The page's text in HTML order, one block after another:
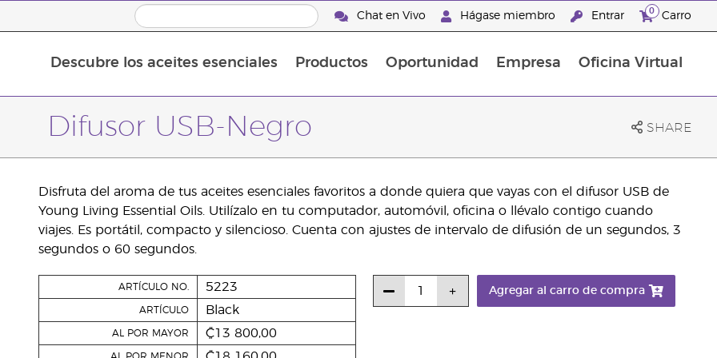
Chat en Vivo Hágase miembro Entrar 0 Carro
Descubre los aceites esenciales Productos Oportunidad Empresa Oficina Virtual
Difusor USB-Negro SHARE
Disfruta del aroma de tus aceites esenciales favoritos a donde quiera que vayas con el difusor USB de
Young Living Essential Oils. Utilízalo en tu computador, automóvil, oficina o llévalo contigo cuando
viajes. Es portátil, compacto y silencioso. Cuenta con ajustes de intervalo de difusión de un segundos, 3
segundos o 60 segundos.
ARTÍCULO NO. 5223
ARTÍCULO Black
AL POR MAYOR ₡13 800,00
Agregar al carro de compra